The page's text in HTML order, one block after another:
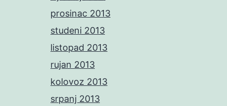
prosinac 2013
studeni 2013
listopad 2013
rujan 2013
kolovoz 2013
srpanj 2013